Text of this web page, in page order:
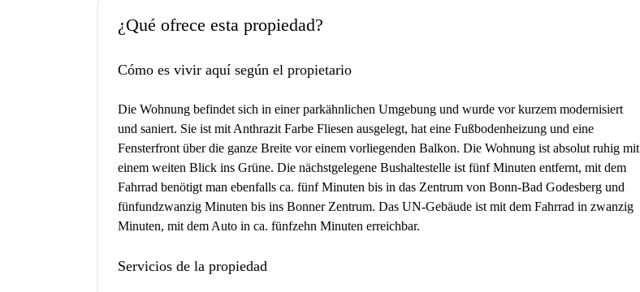
¿Qué ofrece esta propiedad?
Cómo es vivir aquí según el propietario
Die Wohnung befindet sich in einer parkähnlichen Umgebung und wurde vor kurzem modernisiert
und saniert. Sie ist mit Anthrazit Farbe Fliesen ausgelegt, hat eine Fußbodenheizung und eine
Fensterfront über die ganze Breite vor einem vorliegenden Balkon. Die Wohnung ist absolut ruhig mit
einem weiten Blick ins Grüne. Die nächstgelegene Bushaltestelle ist fünf Minuten entfernt, mit dem
Fahrrad benötigt man ebenfalls ca. fünf Minuten bis in das Zentrum von Bonn-Bad Godesberg und
fünfundzwanzig Minuten bis ins Bonner Zentrum. Das UN-Gebäude ist mit dem Fahrrad in zwanzig
Minuten, mit dem Auto in ca. fünfzehn Minuten erreichbar.
Servicios de la propiedad